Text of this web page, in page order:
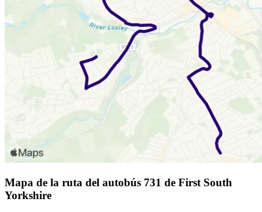
Mapa de la ruta del autobús 731 de First South
Yorkshire